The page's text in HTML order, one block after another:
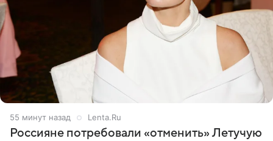
55 минут назад Lenta.Ru
Россияне потребовали «отменить» Летучую